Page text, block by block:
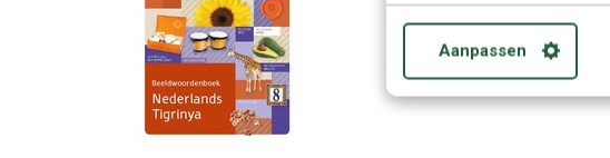
Aanpassen